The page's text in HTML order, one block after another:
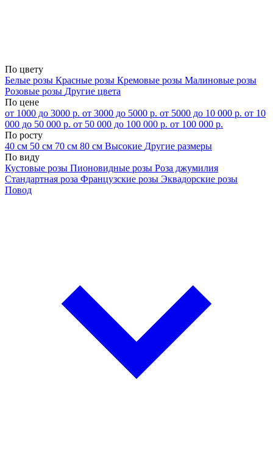
По цвету
Белые розы Красные розы Кремовые розы Малиновые розы
Розовые розы Другие цвета
По цене
от 1000 до 3000 р. от 3000 до 5000 р. от 5000 до 10 000 р. от 10
000 до 50 000 р. от 50 000 до 100 000 р. от 100 000 р.
По росту
40 см 50 см 70 см 80 см Высокие Другие размеры
По виду
Кустовые розы Пионовидные розы Роза джумилия
Стандартная роза Французские розы Эквадорские розы
Повод